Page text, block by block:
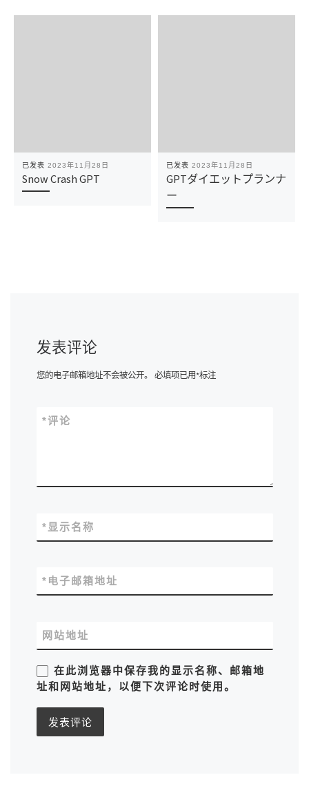
已发表 2023年11月28日
Snow Crash GPT
已发表 2023年11月28日
GPTダイエットプランナ
ー
发表评论
您的电子邮箱地址不会被公开。 必填项已用*标注
评论
*
显示名称
*
电子邮箱地址
*
网站地址
在此浏览器中保存我的显示名称、邮箱地
址和网站地址，以便下次评论时使用。